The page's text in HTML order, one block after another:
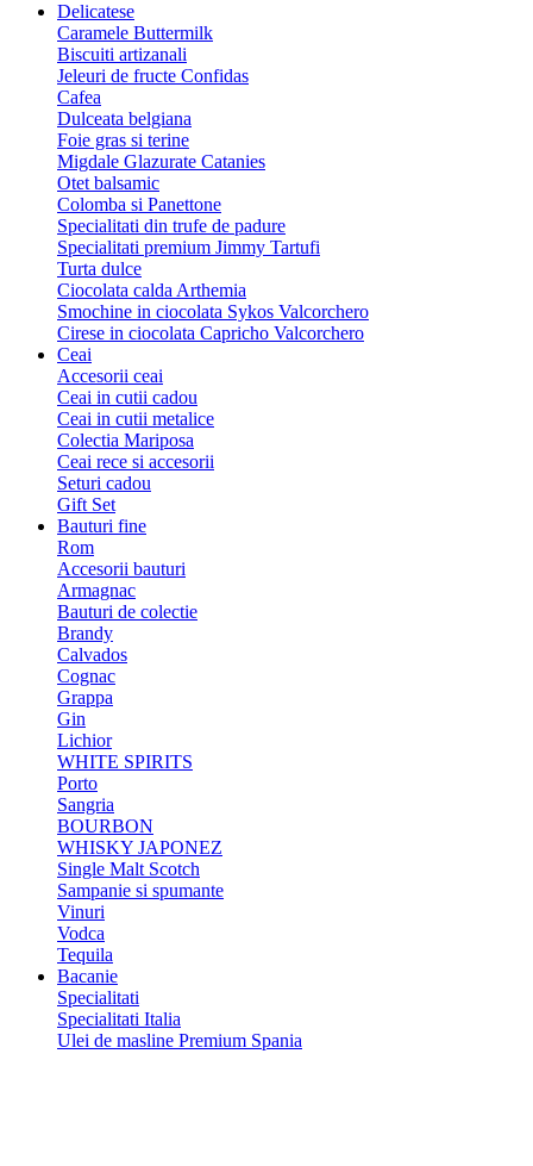
Delicatese
Caramele Buttermilk
Biscuiti artizanali
Jeleuri de fructe Confidas
Cafea
Dulceata belgiana
Foie gras si terine
Migdale Glazurate Catanies
Otet balsamic
Colomba si Panettone
Specialitati din trufe de padure
Specialitati premium Jimmy Tartufi
Turta dulce
Ciocolata calda Arthemia
Smochine in ciocolata Sykos Valcorchero
Cirese in ciocolata Capricho Valcorchero
Ceai
Accesorii ceai
Ceai in cutii cadou
Ceai in cutii metalice
Colectia Mariposa
Ceai rece si accesorii
Seturi cadou
Gift Set
Bauturi fine
Rom
Accesorii bauturi
Armagnac
Bauturi de colectie
Brandy
Calvados
Cognac
Grappa
Gin
Lichior
WHITE SPIRITS
Porto
Sangria
BOURBON
WHISKY JAPONEZ
Single Malt Scotch
Sampanie si spumante
Vinuri
Vodca
Tequila
Bacanie
Specialitati
Specialitati Italia
Ulei de masline Premium Spania